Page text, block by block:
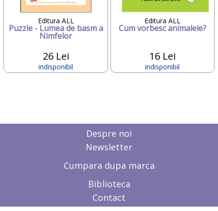
Editura ALL
Puzzle - Lumea de basm a
Nimfelor
26 Lei
indisponibil
Editura ALL
Cum vorbesc animalele?
16 Lei
indisponibil
Despre noi
Newsletter
Cumpara dupa marca
Biblioteca
Contact